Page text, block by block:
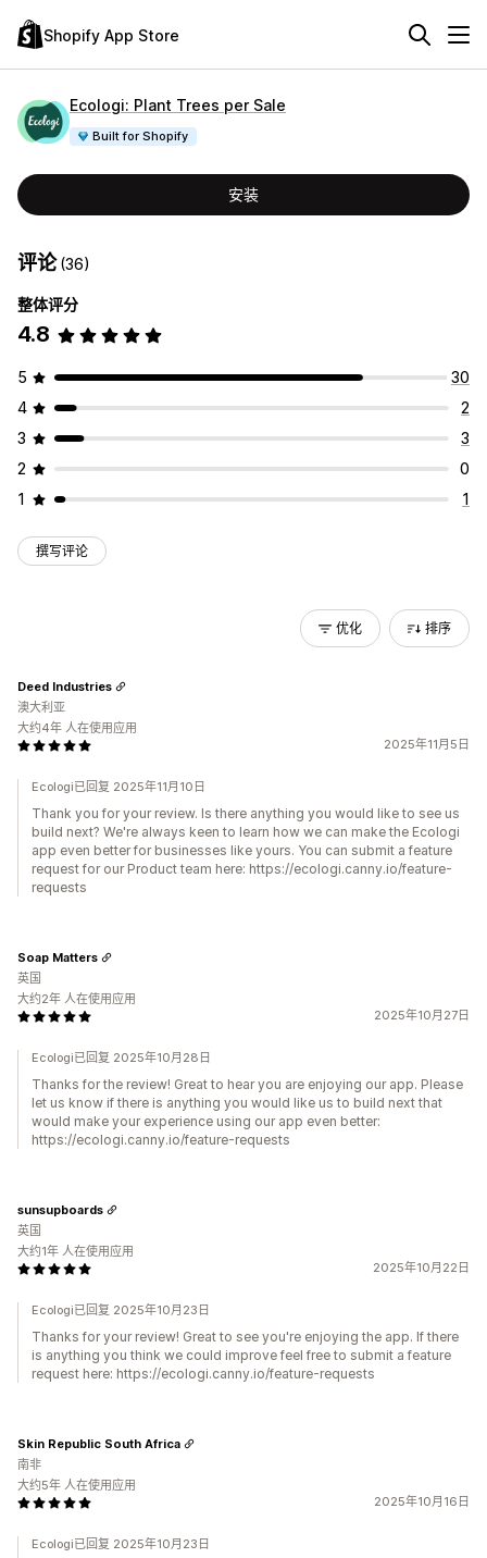
Shopify App Store
Ecologi: Plant Trees per Sale
Built for Shopify
安装
评论(36)
整体评分
4.8
5
30
4
2
3
3
2
0
1
1
撰写评论
优化 排序
2025年11月5日
Deed Industries
澳大利亚
大约4年 人在使用应用
Ecologi已回复 2025年11月10日
Thank you for your review. Is there anything you would like to see us
build next? We're always keen to learn how we can make the Ecologi
app even better for businesses like yours. You can submit a feature
request for our Product team here: https://ecologi.canny.io/feature-
requests
2025年10月27日
Soap Matters
英国
大约2年 人在使用应用
Ecologi已回复 2025年10月28日
Thanks for the review! Great to hear you are enjoying our app. Please
let us know if there is anything you would like us to build next that
would make your experience using our app even better:
https://ecologi.canny.io/feature-requests
2025年10月22日
sunsupboards
英国
大约1年 人在使用应用
Ecologi已回复 2025年10月23日
Thanks for your review! Great to see you're enjoying the app. If there
is anything you think we could improve feel free to submit a feature
request here: https://ecologi.canny.io/feature-requests
2025年10月16日
Skin Republic South Africa
南非
大约5年 人在使用应用
Ecologi已回复 2025年10月23日